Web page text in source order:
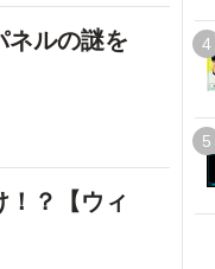
ネルの謎を
！？【ウィ
4
5